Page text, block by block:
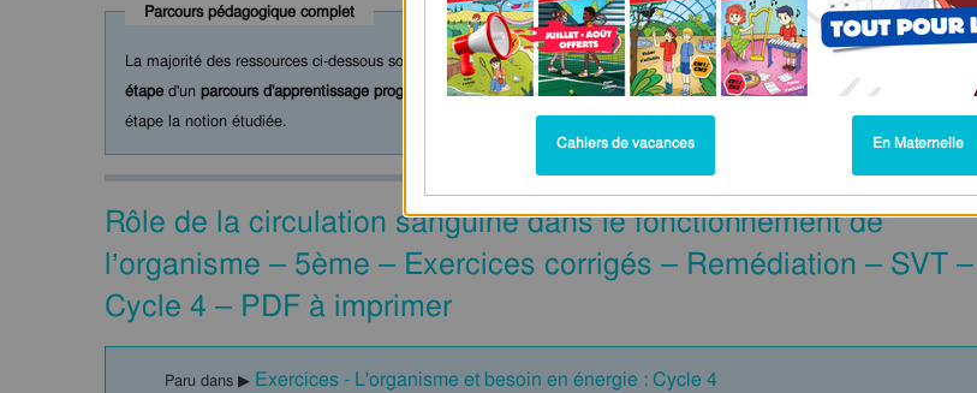
Parcours pédagogique complet
La majorité des ressources ci-dessous sont intégrées dans unparcours pédagogique complet. Chaque ressource constitue
étape d'un parcours d'apprentissage progressif
comprenant : cours / leçons, exercices, évaluations… pour maîtriser étape par
étape la notion étudiée.
Rôle de la circulation sanguine dans le fonctionnement de
l’organisme – 5ème – Exercices corrigés – Remédiation – SVT –
Cycle 4 – PDF à imprimer
Paru dans ▶ Exercices - L'organisme et besoin en énergie : Cycle 4
Cahiers de vacances En Maternelle